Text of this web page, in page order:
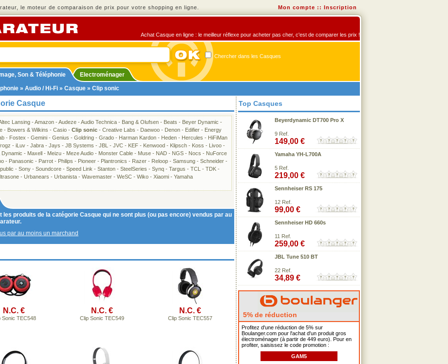
le moteur de comparaison de prix pour votre shopping en ligne. Mon compte :: Inscription
Achat Casque en ligne : le meilleur réflexe pour acheter pas cher, c'est de comparer les prix !
Chercher dans les Casques
Son & Téléphonie
Electroménager
» Audio / Hi-Fi » Casque » Clip sonic
Casque
Lansing -Amazon -Audeze -Audio Technica - Bang & Olufsen - Beats - Beyer Dynamic -
- Bowers & Wilkins - Casio - Clip sonic - Creative Labs - Daewoo - Denon - Edifier - Energy
- Fostex - Gemini - Genius - Goldring - Grado - Harman Kardon - Heden - Hercules - HiFiMan
- iLuv - Jabra - Jays - JB Systems - JBL - JVC - KEF - Kenwood - Klipsch - Koss - Livoo -
Dynamic - Maxell - Meizu - Meze Audio - Monster Cable - Muse - NAD - NGS - Nocs - NuForce
- Panasonic - Parrot - Philips - Pioneer - Plantronics - Razer - Reloop - Samsung - Schneider -
- Sony - Soundcore - Speed Link - Stanton - SteelSeries - Synq - Targus - TCL - TDK -
- Urbanears - Urbanista - Wavemaster - WeSC - Wiko - Xiaomi - Yamaha
les produits de la catégorie Casque qui ne sont plus (ou pas encore) vendus par au
par au moins un marchand
N.C. €
Sonic TEC548
N.C. €
Clip Sonic TEC549
N.C. €
Clip Sonic TEC557
Top Casques
Beyerdynamic DT700 Pro X
9 Ref.
149,00 €
Yamaha YH-L700A
5 Ref.
219,00 €
Sennheiser RS 175
12 Ref.
99,00 €
Sennheiser HD 660s
11 Ref.
259,00 €
JBL Tune 510 BT
22 Ref.
34,89 €
5% de réduction
Profitez d'une réduction de 5% sur
Boulanger.com pour l'achat d'un produit gros
électroménager (à partir de 449 euro). Pour en
profiter, saisissez le code promotion :
GAM5